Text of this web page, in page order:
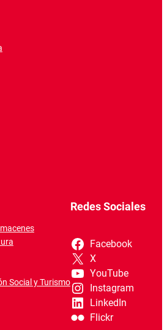
Social y Turismo
Redes Sociales
Facebook
X
YouTube
Instagram
LinkedIn
Flickr